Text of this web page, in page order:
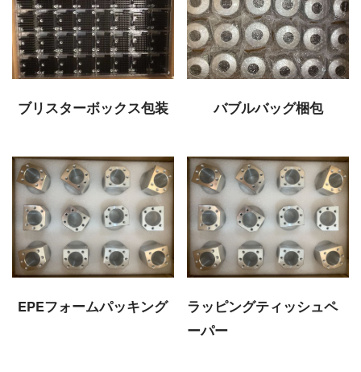
ブリスターボックス包装 バブルバッグ梱包
EPEフォームパッキング
ラッピングティッシュペ
ーパー